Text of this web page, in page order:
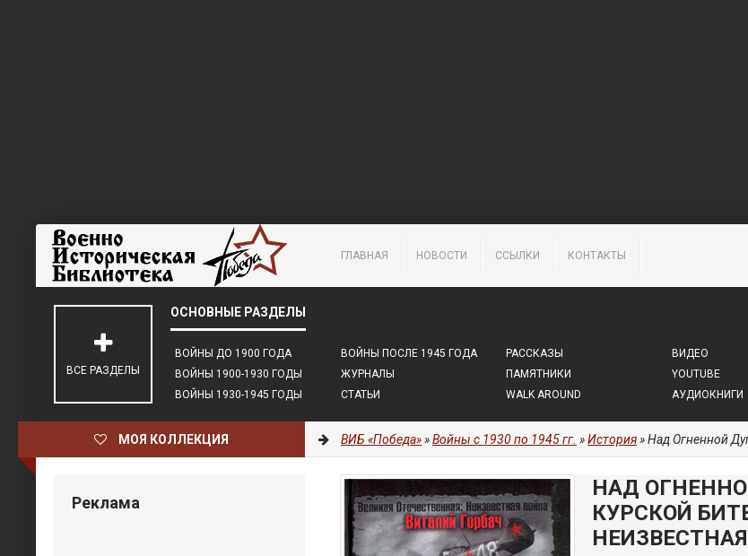
ГЛАВНАЯ НОВОСТИ ССЫЛКИ КОНТАКТЫ
ВОЙНЫ ДО 1900 ГОДА
ВОЙНЫ 1900-1930 ГОДЫ
ВОЙНЫ 1930-1945 ГОДЫ
ВОЙНЫ ПОСЛЕ 1945 ГОДА
ЖУРНАЛЫ
СТАТЬИ
РАССКАЗЫ
ПАМЯТНИКИ
WALK AROUND
ВИДЕО
YOUTUBE
АУДИОКНИГИ
ВСЕ РАЗДЕЛЫ
МОЯ КОЛЛЕКЦИЯ ВИБ «Победа»»Войны с 1930 по 1945 гг. »История» Над Огненной
НАД
КУРСКОЙ
Реклама